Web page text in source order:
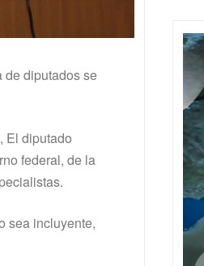
de diputados se
El diputado
federal, de la
sea incluyente,